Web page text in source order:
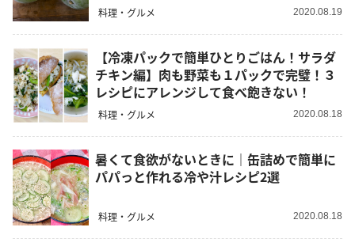
料理・グルメ 2020.08.19
【冷凍パックで簡単ひとりごはん！サラダ
チキン編】肉も野菜も１パックで完璧！３
レシピにアレンジして食べ飽きない！
料理・グルメ 2020.08.18
暑くて食欲がないときに｜缶詰めで簡単に
パパっと作れる冷や汁レシピ2選
料理・グルメ 2020.08.18